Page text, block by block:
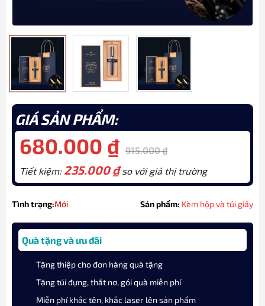
GIÁ SẢN PHẨM:
680.000 ₫ 915.000₫
Tiết kiệm: 235.000₫so với giá thị trường
Tình trạng:Mới Sản phẩm: Kèm hộp và túi giấy
Quà tặng và ưu đãi
Tặng thiệp cho đơn hàng quà tặng
Tặng túi đựng, thắt nơ, gói quà miễn phí
Miễn phí khắc tên, khắc laser lên sản phẩm